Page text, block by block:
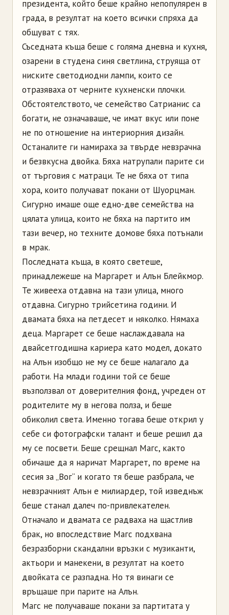
президента, който беше крайно непопулярен в
града, в резултат на което всички спряха да
общуват с тях.
Съседната къща беше с голяма дневна и кухня,
озарени в студена синя светлина, струяща от
ниските светодиодни лампи, които се
отразяваха от черните кухненски плочки.
Обстоятелството, че семейство Сатрианис са
богати, не означаваше, че имат вкус или поне
не по отношение на интериорния дизайн.
Останалите ги намираха за твърде невзрачна
и безвкусна двойка. Бяха натрупали парите си
от търговия с матраци. Те не бяха от типа
хора, които получават покани от Шуорцман.
Сигурно имаше още едно-две семейства на
цялата улица, които не бяха на партито им
тази вечер, но техните домове бяха потънали
в мрак.
Последната къща, в която светеше,
принадлежеше на Маргарет и Алън Блейкмор.
Те живееха отдавна на тази улица, много
отдавна. Сигурно трийсетина години. И
двамата бяха на петдесет и няколко. Нямаха
деца. Маргарет се беше наслаждавала на
двайсетгодишна кариера като модел, докато
на Алън изобщо не му се беше налагало да
работи. На млади години той се беше
възползвал от доверителния фонд, учреден от
родителите му в негова полза, и беше
обиколил света. Именно тогава беше открил у
себе си фотографски талант и беше решил да
му се посвети. Беше срещнал Магс, както
обичаше да я наричат Маргарет, по време на
сесия за „Вог“ и когато тя беше разбрала, че
невзрачният Алън е милиардер, той изведнъж
беше станал далеч по-привлекателен.
Отначало и двамата се радваха на щастлив
брак, но впоследствие Магс подхвана
безразборни скандални връзки с музиканти,
актьори и манекени, в резултат на което
двойката се разпадна. Но тя винаги се
връщаше при парите на Алън.
Магс не получаваше покани за партитата у